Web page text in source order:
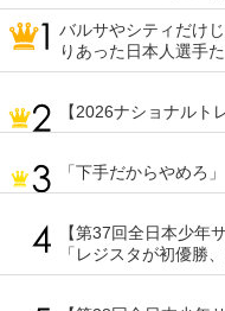
バルサやシティだけ
りあった日本人選手
【2026ナショナルト
「下手だからやめろ
【第37回全日本少年
「レジスタが初優勝